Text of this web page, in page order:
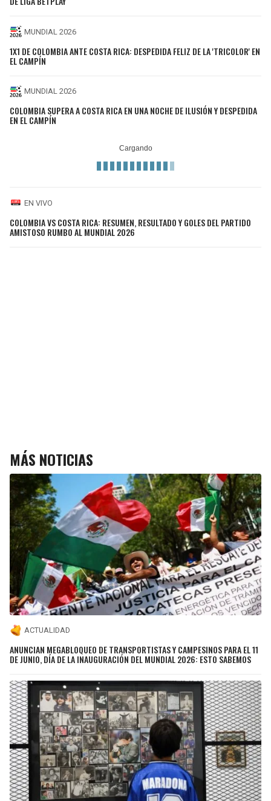
MUNDIAL 2026
1X1 DE COLOMBIA ANTE COSTA RICA: DESPEDIDA FELIZ DE LA 'TRICOLOR' EN
EL CAMPÍN
MUNDIAL 2026
COLOMBIA SUPERA A COSTA RICA EN UNA NOCHE DE ILUSIÓN Y DESPEDIDA
EN EL CAMPÍN
EN VIVO
COLOMBIA VS COSTA RICA: RESUMEN, RESULTADO Y GOLES DEL PARTIDO
AMISTOSO RUMBO AL MUNDIAL 2026
MÁS NOTICIAS
ACTUALIDAD
ANUNCIAN MEGABLOQUEO DE TRANSPORTISTAS Y CAMPESINOS PARA EL 11
DE JUNIO, DÍA DE LA INAUGURACIÓN DEL MUNDIAL 2026: ESTO SABEMOS